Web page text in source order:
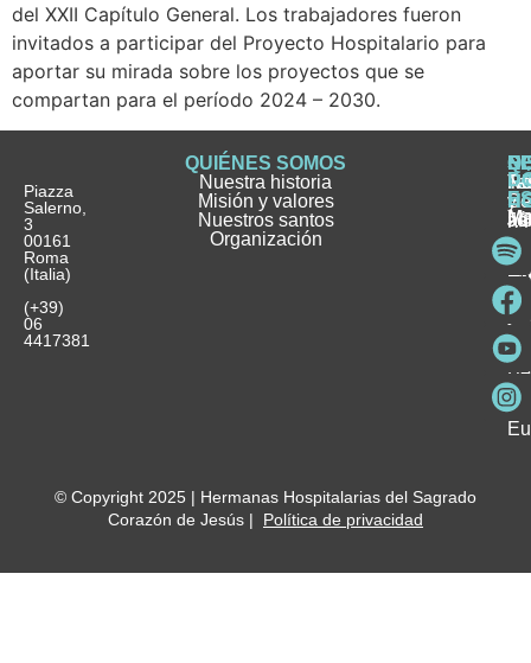
del XXII Capítulo General. Los trabajadores fueron
invitados a participar del Proyecto Hospitalario para
aportar su mirada sobre los proyectos que se
compartan para el período 2024 – 2030.
Piazza
Salerno,
3
00161
Roma
(Italia)
(+39)
06
4417381
QUIÉNES SOMOS
Nuestra historia
Misión y valores
Nuestros santos
Organización
e
y
y
© Copyright 2025 | Hermanas Hospitalarias del Sagrado
Corazón de Jesús | Política de privacidad